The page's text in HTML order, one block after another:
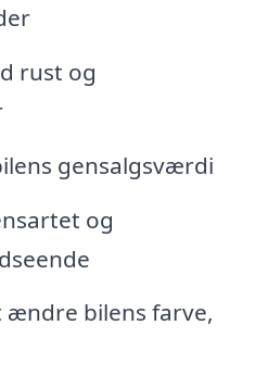
rust og
gensalgsværdi
og
bilens farve,